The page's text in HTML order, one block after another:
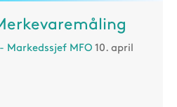
Markedssjef MFO 10. april